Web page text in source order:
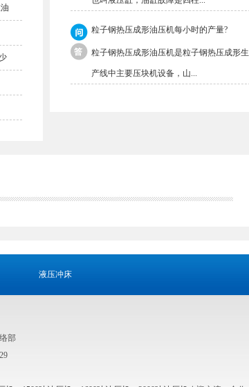
粒子钢热压成形油压机每小时的产量?
粒子钢热压成形油压机是粒子钢热压成形生
产线中主要压块机设备，山...
液压冲床
部